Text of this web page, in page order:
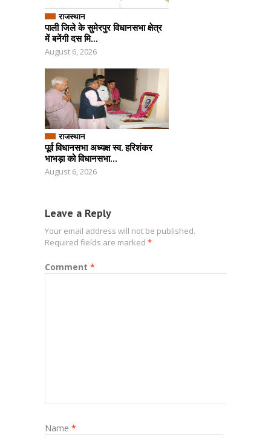
राजस्थान
पाली जिले के सुमेरपुर विधानसभा क्षेत्र
में बनेंगी दस मि...
August 6, 2026
राजस्थान
पूर्व विधानसभा अध्यक्ष स्व. हरिशंकर
भाभड़ा को विधानसभा...
August 6, 2026
Leave a Reply
Your email address will not be published.
Required fields are marked *
Comment *
Name *